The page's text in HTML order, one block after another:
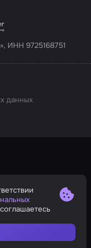
ИНН 9725168751
данных